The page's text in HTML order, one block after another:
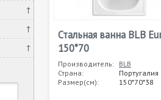
Стальная ванна BLB
150*70
Производитель: BLB
Страна:
Португалия
Размер(см):
150*70*38